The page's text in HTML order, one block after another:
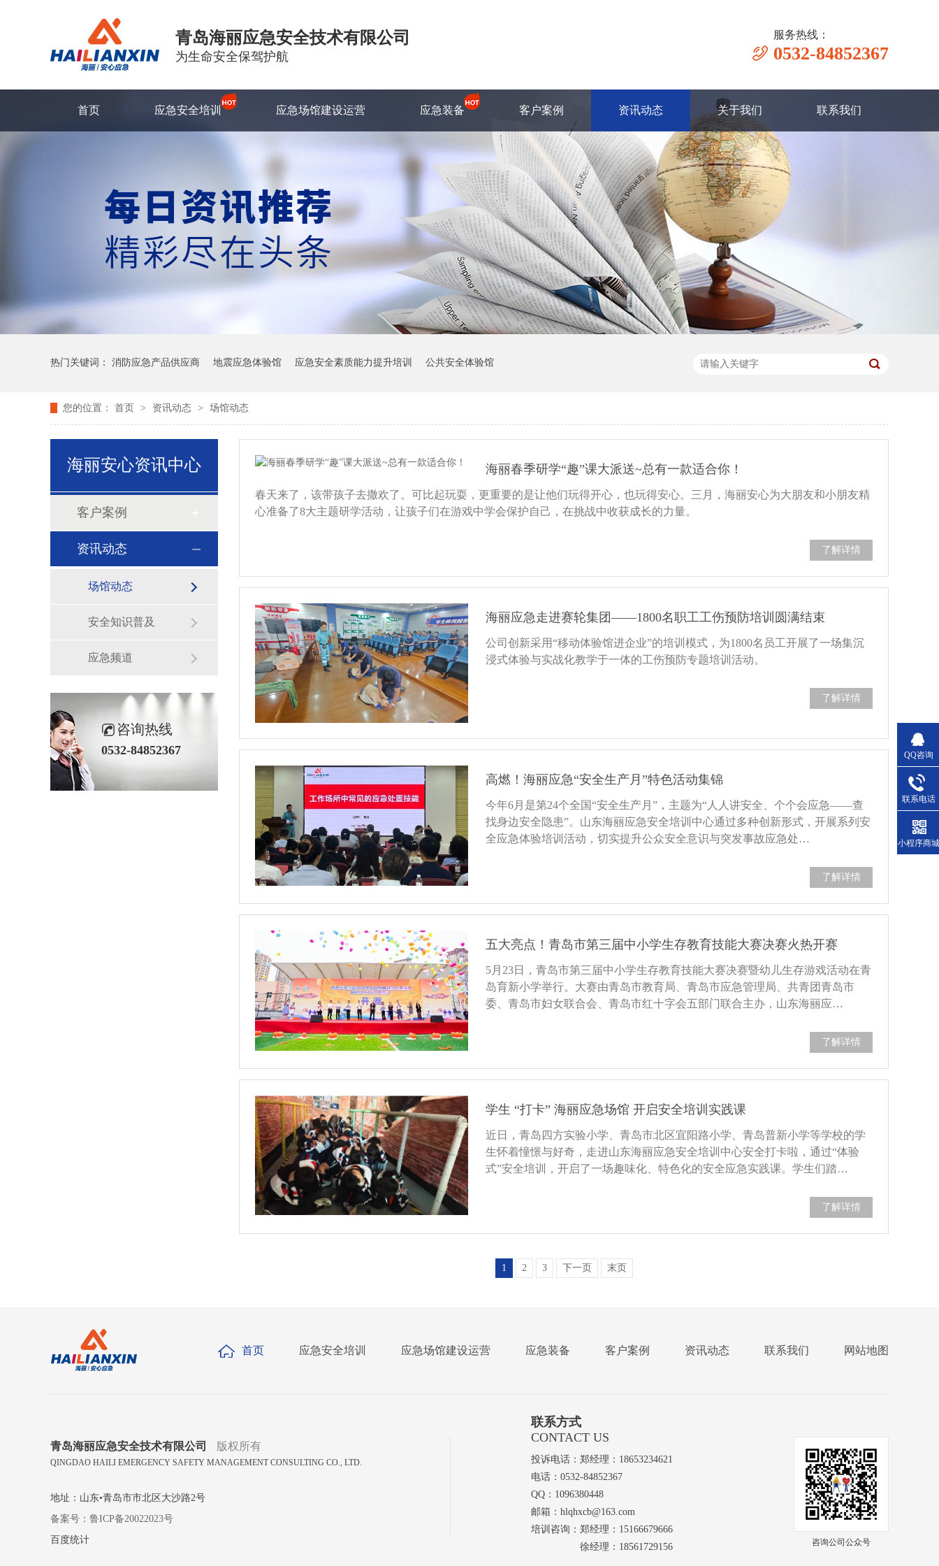
青岛海丽应急安全技术有限公司
为生命安全保驾护航
服务热线：
0532-84852367
首页 应急安全培训 应急场馆建设运营 应急装备 客户案例 资讯动态 关于我们 联系我们
热门关键词： 消防应急产品供应商 地震应急体验馆 应急安全素质能力提升培训 公共安全体验馆
您的位置： 首页 > 资讯动态 > 场馆动态
海丽安心资讯中心
客户案例
资讯动态
场馆动态
安全知识普及
应急频道
咨询热线
0532-84852367
海丽春季研学“趣”课大派送~总有一款适合你！
春天来了，该带孩子去撒欢了。可比起玩耍，更重要的是让他们玩得开心，也玩得安心。三月，海丽安心为大朋友和小朋友精
心准备了8大主题研学活动，让孩子们在游戏中学会保护自己，在挑战中收获成长的力量。
了解详情
海丽应急走进赛轮集团——1800名职工工伤预防培训圆满结束
公司创新采用“移动体验馆进企业”的培训模式，为1800名员工开展了一场集沉
浸式体验与实战化教学于一体的工伤预防专题培训活动。
了解详情
高燃！海丽应急“安全生产月”特色活动集锦
今年6月是第24个全国“安全生产月”，主题为“人人讲安全、个个会应急——查
找身边安全隐患”。山东海丽应急安全培训中心通过多种创新形式，开展系列安
全应急体验培训活动，切实提升公众安全意识与突发事故应急处…
了解详情
五大亮点！青岛市第三届中小学生存教育技能大赛决赛火热开赛
5月23日，青岛市第三届中小学生存教育技能大赛决赛暨幼儿生存游戏活动在青
岛育新小学举行。大赛由青岛市教育局、青岛市应急管理局、共青团青岛市
委、青岛市妇女联合会、青岛市红十字会五部门联合主办，山东海丽应…
了解详情
学生 “打卡” 海丽应急场馆 开启安全培训实践课
近日，青岛四方实验小学、青岛市北区宜阳路小学、青岛普新小学等学校的学
生怀着憧憬与好奇，走进山东海丽应急安全培训中心安全打卡啦，通过“体验
式”安全培训，开启了一场趣味化、特色化的安全应急实践课。学生们踏…
了解详情
1 2 3 下一页 末页
首页 应急安全培训 应急场馆建设运营 应急装备 客户案例 资讯动态 联系我们 网站地图
青岛海丽应急安全技术有限公司 版权所有
QINGDAO HAILI EMERGENCY SAFETY MANAGEMENT CONSULTING CO., LTD.
地址：山东•青岛市市北区大沙路2号
备案号：鲁ICP备20022023号
百度统计
联系方式
CONTACT US
投诉电话：郑经理：18653234621
电话：0532-84852367
QQ：1096380448
邮箱：hlqhxcb@163.com
培训咨询：郑经理：15166679666
徐经理：18561729156
咨询公司公众号
QQ咨询
联系电话
小程序商城